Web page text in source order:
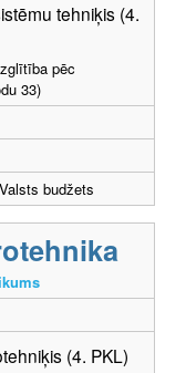
tehniķis (4.
pēc
33)
Valsts budžets
(4. PKL)